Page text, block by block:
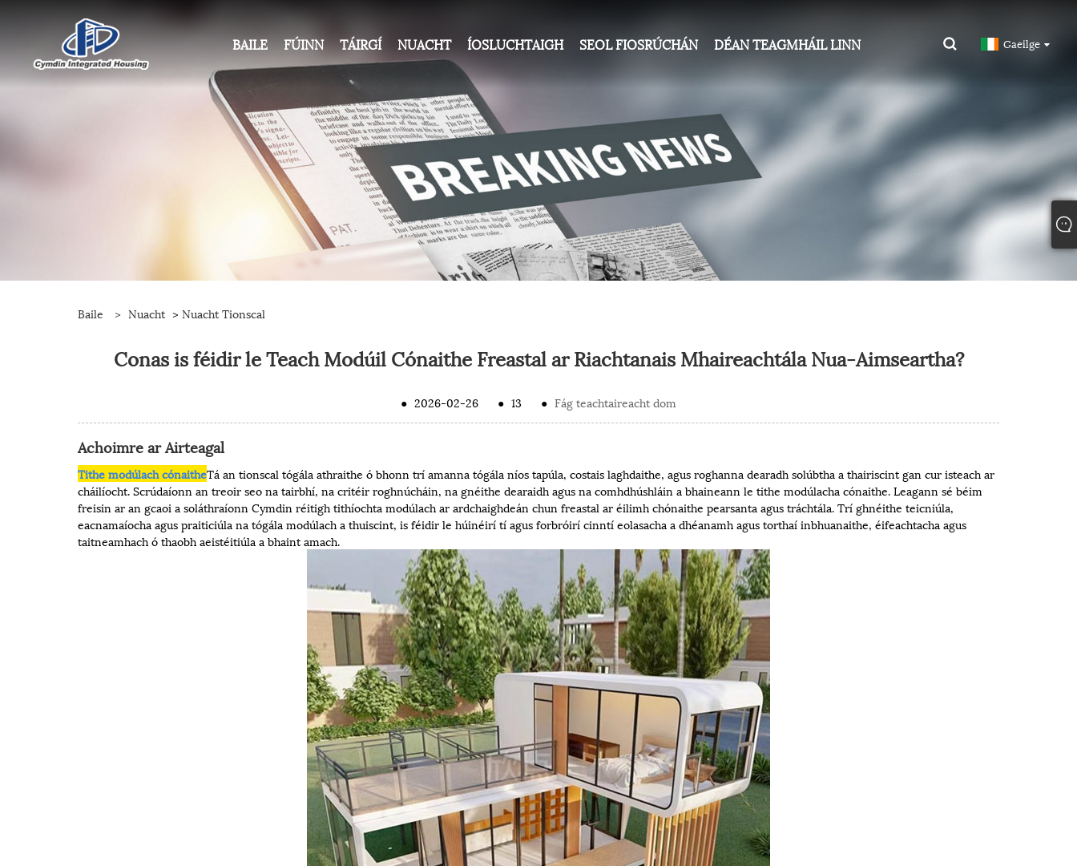
BAILE FÚINN TÁIRGÍ NUACHT ÍOSLUCHTAIGH SEOL FIOSRÚCHÁN DÉAN TEAGMHÁIL LINN Gaeilge
Baile > Nuacht > Nuacht Tionscal
Conas is féidir le Teach Modúil Cónaithe Freastal ar Riachtanais Mhaireachtála Nua-Aimseartha?
● 2026-02-26 ● 13 ● Fág teachtaireacht dom
Achoimre ar Airteagal
Tithe modúlach cónaitheTá an tionscal tógála athraithe ó bhonn trí amanna tógála níos tapúla, costais laghdaithe, agus roghanna dearadh solúbtha a thairiscint gan cur isteach ar
cháilíocht. Scrúdaíonn an treoir seo na tairbhí, na critéir roghnúcháin, na gnéithe dearaidh agus na comhdhúshláin a bhaineann le tithe modúlacha cónaithe. Leagann sé béim
freisin ar an gcaoi a soláthraíonn Cymdin réitigh tithíochta modúlach ar ardchaighdeán chun freastal ar éilimh chónaithe pearsanta agus tráchtála. Trí ghnéithe teicniúla,
eacnamaíocha agus praiticiúla na tógála modúlach a thuiscint, is féidir le húinéirí tí agus forbróirí cinntí eolasacha a dhéanamh agus torthaí inbhuanaithe, éifeachtacha agus
taitneamhach ó thaobh aeistéitiúla a bhaint amach.